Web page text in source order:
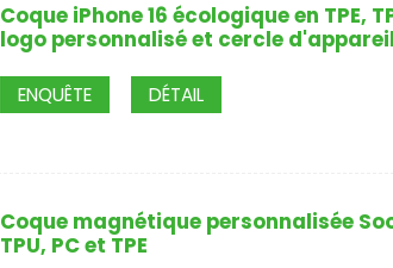
Coque iPhone 16 écologique en TPE,
logo personnalisé et cercle
ENQUÊTE DÉTAIL
Coque magnétique personnalisée
TPU, PC et TPE